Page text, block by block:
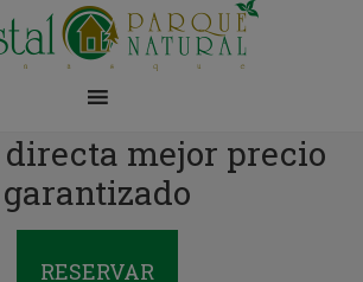
directa mejor precio
garantizado
RESERVAR